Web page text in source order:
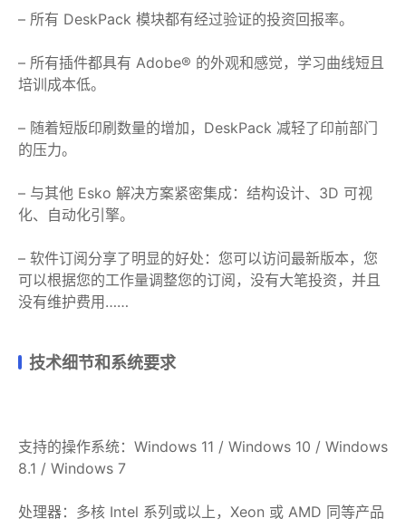
– 所有 DeskPack 模块都有经过验证的投资回报率。
– 所有插件都具有 Adob​​e® 的外观和感觉，学习曲线短且
培训成本低。
– 随着短版印刷数量的增加，DeskPack 减轻了印前部门
的压力。
– 与其他 Esko 解决方案紧密集成：结构设计、3D 可视
化、自动化引擎。
– 软件订阅分享了明显的好处：您可以访问最新版本，您
可以根据您的工作量调整您的订阅，没有大笔投资，并且
没有维护费用……
技术细节和系统要求
支持的操作系统：Windows 11 / Windows 10 / Windows
8.1 / Windows 7
处理器：多核 Intel 系列或以上，Xeon 或 AMD 同等产品